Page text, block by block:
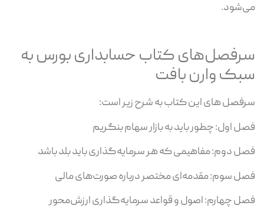
می‌شود.
سرفصل‌های کتاب حسابداری بورس به
سبک وارن بافت
سرفصل های این کتاب به شرح زیر است:
فصل اول: چطور باید به بازار سهام بنگریم
فصل دوم: مفاهیمی که هر سرمایه‌گذاری باید بلد باشد
فصل سوم: مقدمه‌ای مختصر درباره صورت‌های مالی
فصل چهارم: اصول و قواعد سرمایه‌گذاری ارزش‌محور